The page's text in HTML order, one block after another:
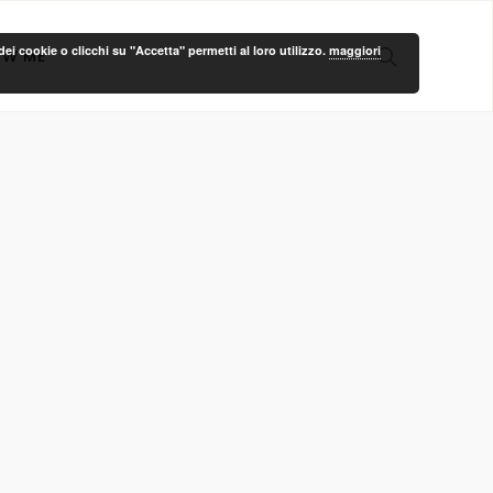
ME
cookie o clicchi su "Accetta" permetti al loro utilizzo. maggiori